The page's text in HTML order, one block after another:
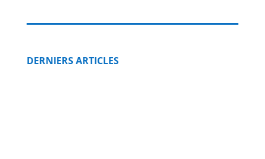
DERNIERS ARTICLES